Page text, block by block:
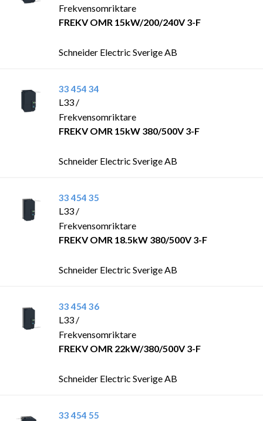
Frekvensomriktare
FREKV OMR 15kW/200/240V 3-F
Schneider Electric Sverige AB
33 454 34
L33 /
Frekvensomriktare
FREKV OMR 15kW 380/500V 3-F
Schneider Electric Sverige AB
33 454 35
L33 /
Frekvensomriktare
FREKV OMR 18.5kW 380/500V 3-F
Schneider Electric Sverige AB
33 454 36
L33 /
Frekvensomriktare
FREKV OMR 22kW/380/500V 3-F
Schneider Electric Sverige AB
33 454 55